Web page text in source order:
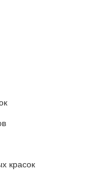
красок